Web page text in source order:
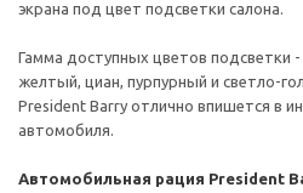
экрана под цвет подсветки салона.
Гамма доступных цветов подсветки
желтый, циан, пурпурный и светло-
President Barry отлично впишется в
автомобиля.
Автомобильная рация President